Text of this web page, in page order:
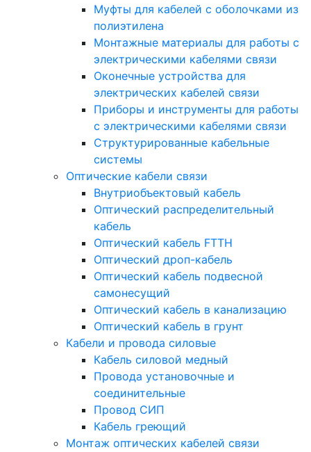
Муфты для кабелей с оболочками из
полиэтилена
Монтажные материалы для работы с
электрическими кабелями связи
Оконечные устройства для
электрических кабелей связи
Приборы и инструменты для работы
с электрическими кабелями связи
Структурированные кабельные
системы
Оптические кабели связи
Внутриобъектовый кабель
Оптический распределительный
кабель
Оптический кабель FTTH
Оптический дроп-кабель
Оптический кабель подвесной
самонесущий
Оптический кабель в канализацию
Оптический кабель в грунт
Кабели и провода силовые
Кабель силовой медный
Провода установочные и
соединительные
Провод СИП
Кабель греющий
Монтаж оптических кабелей связи